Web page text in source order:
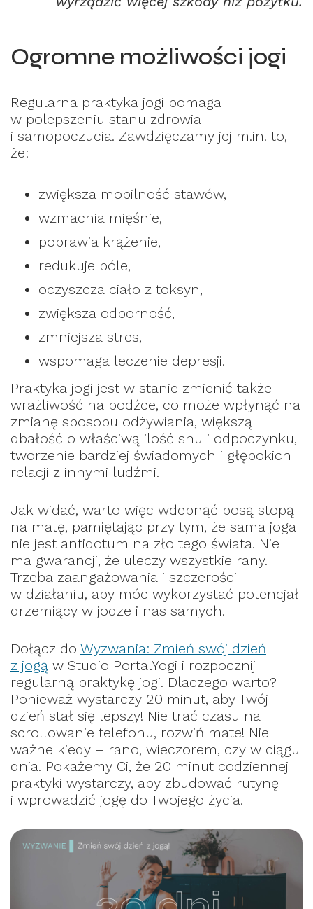
Ogromne możliwości jogi
Regularna praktyka jogi pomaga
w polepszeniu stanu zdrowia
i samopoczucia. Zawdzięczamy jej m.in. to,
że:
zwiększa mobilność stawów,
wzmacnia mięśnie,
poprawia krążenie,
redukuje bóle,
oczyszcza ciało z toksyn,
zwiększa odporność,
zmniejsza stres,
wspomaga leczenie depresji.
Praktyka jogi jest w stanie zmienić także
wrażliwość na bodźce, co może wpłynąć na
zmianę sposobu odżywiania, większą
dbałość o właściwą ilość snu i odpoczynku,
tworzenie bardziej świadomych i głębokich
relacji z innymi ludźmi.
Jak widać, warto więc wdepnąć bosą stopą
na matę, pamiętając przy tym, że sama joga
nie jest antidotum na zło tego świata. Nie
ma gwarancji, że uleczy wszystkie rany.
Trzeba zaangażowania i szczerości
w działaniu, aby móc wykorzystać potencjał
drzemiący w jodze i nas samych.
Dołącz do Wyzwania: Zmień swój dzień
z jogą w Studio PortalYogi i rozpocznij
regularną praktykę jogi. Dlaczego warto?
Ponieważ wystarczy 20 minut, aby Twój
dzień stał się lepszy! Nie trać czasu na
scrollowanie telefonu, rozwiń mate! Nie
ważne kiedy – rano, wieczorem, czy w ciągu
dnia. Pokażemy Ci, że 20 minut codziennej
praktyki wystarczy, aby zbudować rutynę
i wprowadzić jogę do Twojego życia.